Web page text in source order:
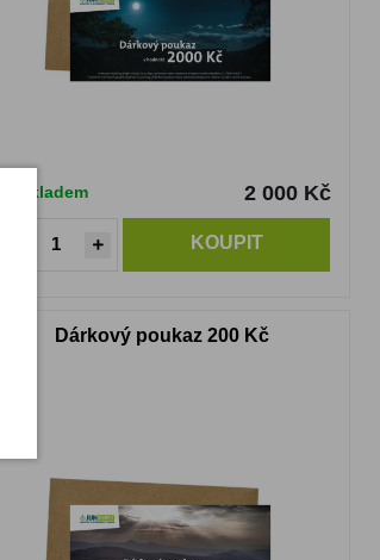
Skladem 2 000 Kč
KOUPIT
Dárkový poukaz 200 Kč